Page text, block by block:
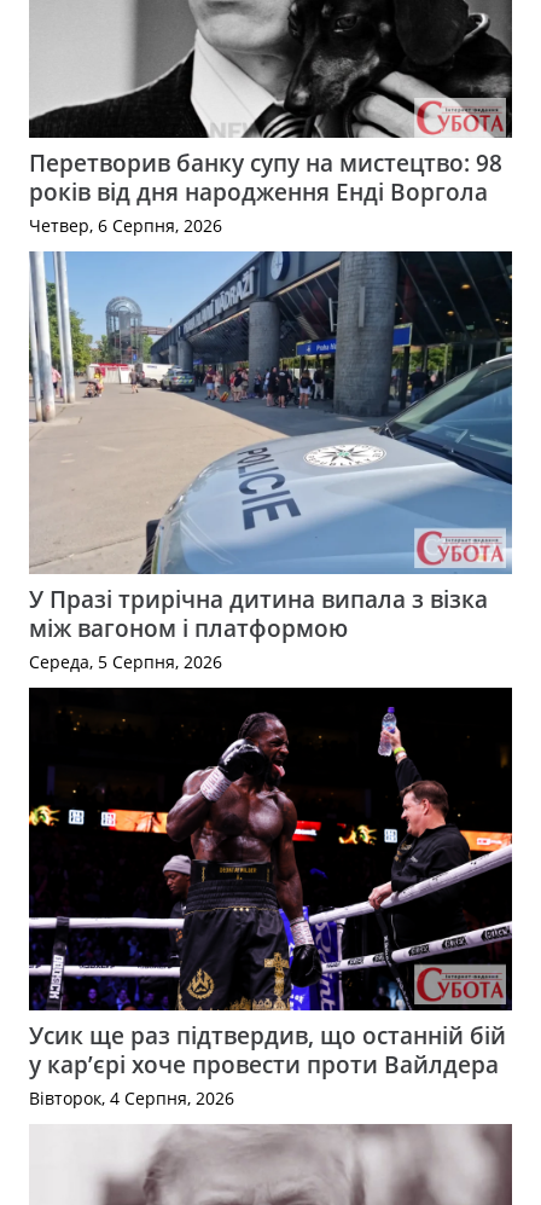
Перетворив банку супу на мистецтво: 98
років від дня народження Енді Воргола
Четвер, 6 Серпня, 2026
У Празі трирічна дитина випала з візка
між вагоном і платформою
Середа, 5 Серпня, 2026
Усик ще раз підтвердив, що останній бій
у кар’єрі хоче провести проти Вайлдера
Вівторок, 4 Серпня, 2026